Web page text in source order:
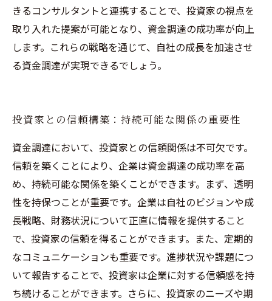
きるコンサルタントと連携することで、投資家の視点を
取り入れた提案が可能となり、資金調達の成功率が向上
します。これらの戦略を通じて、自社の成長を加速させ
る資金調達が実現できるでしょう。
投資家との信頼構築：持続可能な関係の重要性
資金調達において、投資家との信頼関係は不可欠です。
信頼を築くことにより、企業は資金調達の成功率を高
め、持続可能な関係を築くことができます。まず、透明
性を持保つことが重要です。企業は自社のビジョンや成
長戦略、財務状況について正直に情報を提供すること
で、投資家の信頼を得ることができます。また、定期的
なコミュニケーションも重要です。進捗状況や課題につ
いて報告することで、投資家は企業に対する信頼感を持
ち続けることができます。さらに、投資家のニーズや期